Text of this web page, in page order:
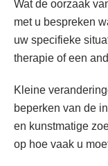
Wat de oorzaak
met u bespreken
uw specifieke
therapie of een
Kleine
beperken van de
en kunstmatige
op hoe vaak u